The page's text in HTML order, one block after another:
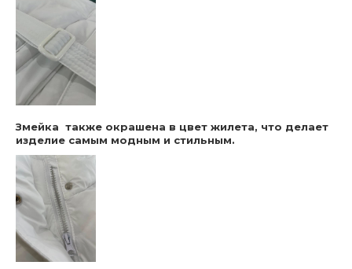
Змейка также окрашена в цвет жилета, что делает
изделие самым модным и стильным.